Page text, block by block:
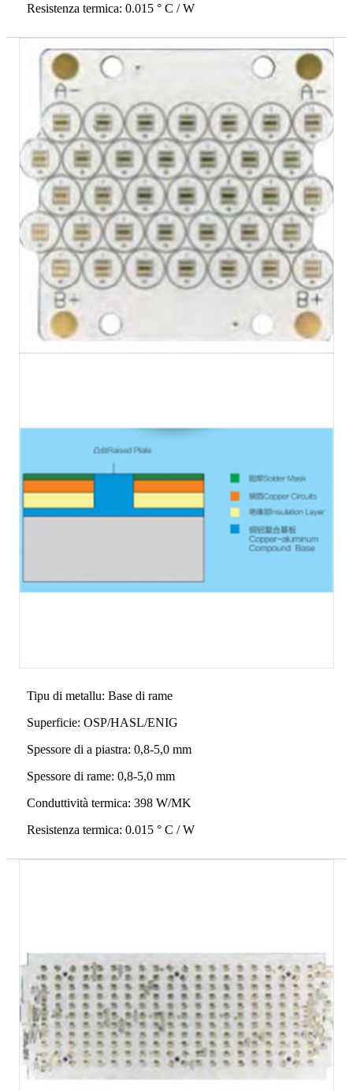
Resistenza termica: 0.015 ° C / W
Tipu di metallu: Base di rame
Superficie: OSP/HASL/ENIG
Spessore di a piastra: 0,8-5,0 mm
Spessore di rame: 0,8-5,0 mm
Conduttività termica: 398 W/MK
Resistenza termica: 0.015 ° C / W